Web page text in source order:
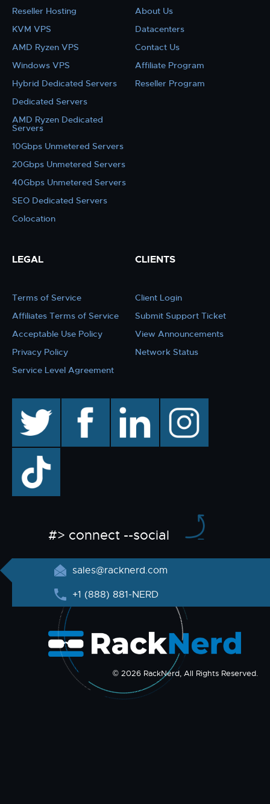
Reseller Hosting
KVM VPS
AMD Ryzen VPS
Windows VPS
Hybrid Dedicated Servers
Dedicated Servers
AMD Ryzen Dedicated
Servers
10Gbps Unmetered Servers
20Gbps Unmetered Servers
40Gbps Unmetered Servers
SEO Dedicated Servers
Colocation
About Us
Datacenters
Contact Us
Affiliate Program
Reseller Program
LEGAL
Terms of Service
Affiliates Terms of Service
Acceptable Use Policy
Privacy Policy
Service Level Agreement
CLIENTS
Client Login
Submit Support Ticket
View Announcements
Network Status
facebook linkedin instagram
TikTok
#> connect --social
sales@racknerd.com
+1 (888) 881-NERD
© 2026 RackNerd, All Rights Reserved.